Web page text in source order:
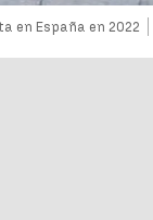
en España en 2022